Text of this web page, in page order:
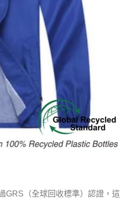
GRS（全球回收標準）認證，這